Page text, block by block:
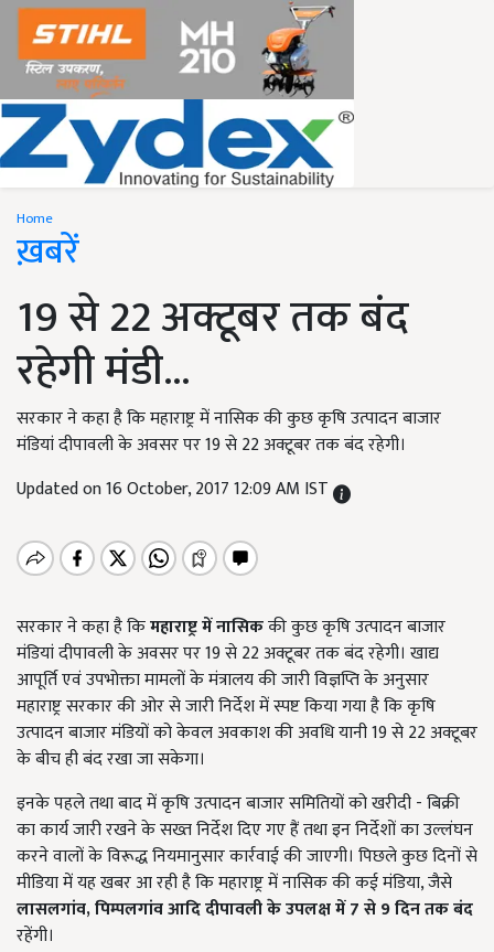
Home
ख़बरें
19 से 22 अक्टूबर तक बंद
रहेगी मंडी...
सरकार ने कहा है कि महाराष्ट्र में नासिक की कुछ कृषि उत्पादन बाजार
मंडियां दीपावली के अवसर पर 19 से 22 अक्टूबर तक बंद रहेगी।
Updated on 16 October, 2017 12:09 AM IST
सरकार ने कहा है किमहाराष्ट्र में नासिककी कुछ कृषि उत्पादन बाजार
मंडियां दीपावली के अवसर पर 19 से 22 अक्टूबर तक बंद रहेगी। खाद्य
आपूर्ति एवं उपभोक्ता मामलों के मंत्रालय की जारी विज्ञप्ति के अनुसार
महाराष्ट्र सरकार की ओर से जारी निर्देश में स्पष्ट किया गया है कि कृषि
उत्पादन बाजार मंडियों को केवल अवकाश की अवधि यानी 19 से 22 अक्टूबर
के बीच ही बंद रखा जा सकेगा।
इनके पहले तथा बाद में कृषि उत्पादन बाजार समितियों को खरीदी - बिक्री
का कार्य जारी रखने के सख्त निर्देश दिए गए हैं तथा इन निर्देशों का उल्लंघन
करने वालों के विरूद्ध नियमानुसार कार्रवाई की जाएगी। पिछले कुछ दिनों से
मीडिया में यह खबर आ रही है कि महाराष्ट्र में नासिक की कई मंडिया, जैसे
लासलगांव,पिम्पलगांव आदि दीपावली के उपलक्ष में 7से 9दिन तक बंद
रहेंगी।